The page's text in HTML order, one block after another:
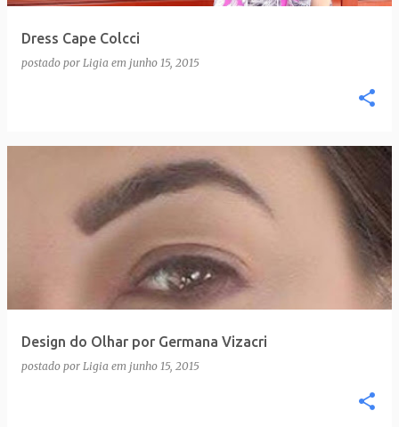
Dress Cape Colcci
postado por Ligia em junho 15, 2015
Design do Olhar por Germana Vizacri
postado por Ligia em junho 15, 2015